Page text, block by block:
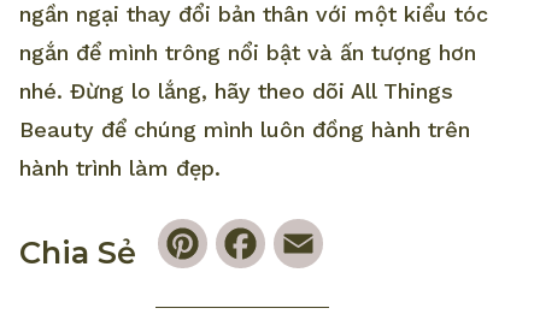
ngần ngại thay đổi bản thân với một kiểu tóc
ngắn để mình trông nổi bật và ấn tượng hơn
nhé. Đừng lo lắng, hãy theo dõi All Things
Beauty để chúng mình luôn đồng hành trên
hành trình làm đẹp.
Chia Sẻ
PinterestFacebook